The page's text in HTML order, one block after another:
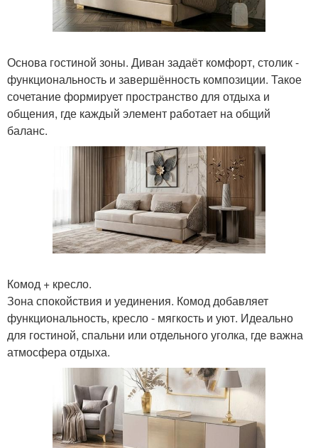
Основа гостиной зоны. Диван задаёт комфорт, столик -
функциональность и завершённость композиции. Такое
сочетание формирует пространство для отдыха и
общения, где каждый элемент работает на общий
баланс.
Комод + кресло.
Зона спокойствия и уединения. Комод добавляет
функциональность, кресло - мягкость и уют. Идеально
для гостиной, спальни или отдельного уголка, где важна
атмосфера отдыха.